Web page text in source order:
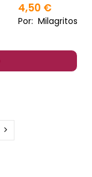
4,50 €
Por: Milagritos